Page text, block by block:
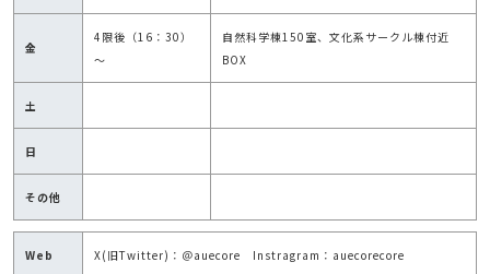
金
4限後（16：30）
～
自然科学棟150室、文化系サークル棟付近
BOX
土
日
その他
Web X(旧Twitter)：＠auecore Instragram：auecorecore